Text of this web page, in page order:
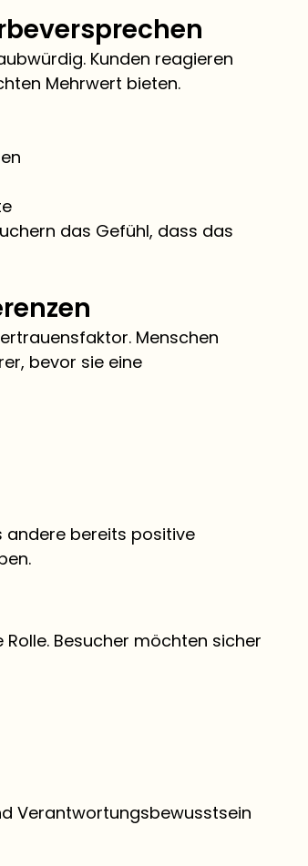
Kunden reagieren
Mehrwert bieten.
das Gefühl, dass das
Menschen
bevor sie eine
andere bereits positive
Besucher möchten sicher
Verantwortungsbewusstsein